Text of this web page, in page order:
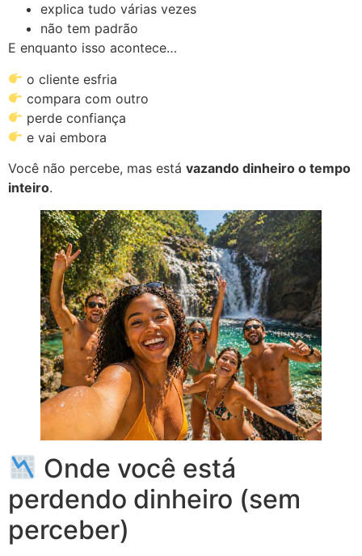
explica tudo várias vezes
não tem padrão
E enquanto isso acontece…
o cliente esfria
compara com outro
perde confiança
e vai embora
Você não percebe, mas está vazando dinheiro o tempo
inteiro.
Onde você está
perdendo dinheiro (sem
perceber)